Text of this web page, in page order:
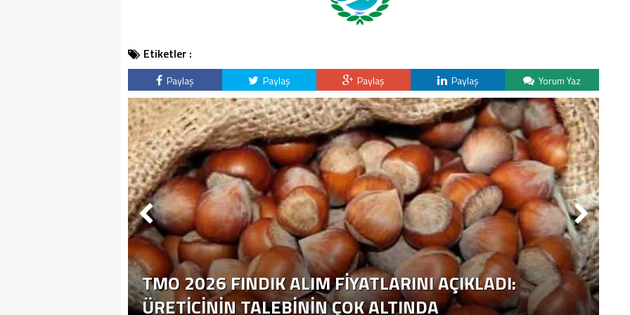
Etiketler :
Paylaş Paylaş Paylaş Paylaş Yorum Yaz
TMO 2026 FINDIK ALIM FİYATLARINI AÇIKLADI:
ÜRETICININ TALEBININ ÇOK ALTINDA